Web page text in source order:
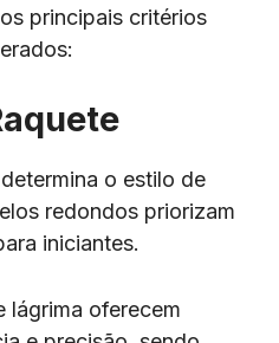
principais critérios
o estilo de
redondos priorizam
iniciantes.
lágrima oferecem